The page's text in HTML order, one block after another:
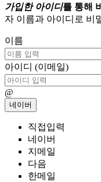
가입한 아이디를 통해
자 이름과 아이디로 비
이름
아이디 (이메일)
@
네이버
직접입력
네이버
지메일
다음
한메일